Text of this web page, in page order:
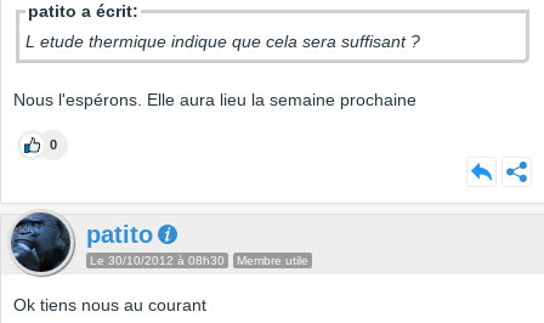
patito a écrit:
L etude thermique indique que cela sera suffisant ?
Nous l'espérons. Elle aura lieu la semaine prochaine
0
patito
Le 30/10/2012 à 08h30 Membre utile
Ok tiens nous au courant